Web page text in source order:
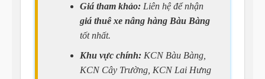
Giá tham khảo:Liên hệ để nhận
giá thuê xe nâng hàng Bàu Bàng
tốt nhất.
Khu vực chính:KCN Bàu Bàng,
KCN Cây Trường, KCN Lai Hưng